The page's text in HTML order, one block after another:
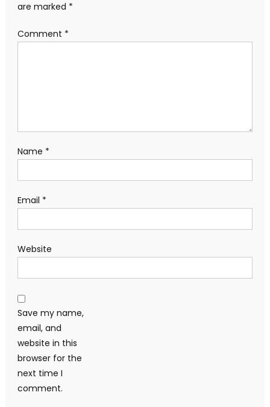
are marked *
Comment *
Name *
Email *
Website
Save my name,
email, and
website in this
browser for the
next time I
comment.